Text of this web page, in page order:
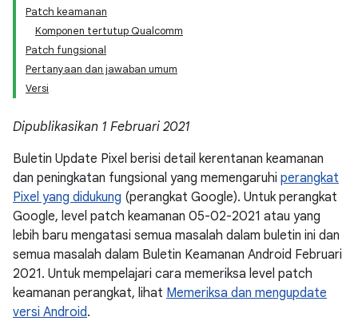
Patch keamanan
Komponen tertutup Qualcomm
Patch fungsional
Pertanyaan dan jawaban umum
Versi
Dipublikasikan 1 Februari 2021
Buletin Update Pixel berisi detail kerentanan keamanan
dan peningkatan fungsional yang memengaruhi perangkat
Pixel yang didukung (perangkat Google). Untuk perangkat
Google, level patch keamanan 05-02-2021 atau yang
lebih baru mengatasi semua masalah dalam buletin ini dan
semua masalah dalam Buletin Keamanan Android Februari
2021. Untuk mempelajari cara memeriksa level patch
keamanan perangkat, lihat Memeriksa dan mengupdate
versi Android.